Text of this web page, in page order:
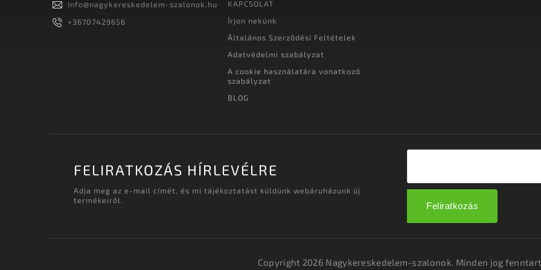
Info@nagykereskedelem-szalonok.hu
+36707429656
KAPCSOLAT
Írjon nekünk
Általános Szerződési Feltételek
Adatvédelmi szabályzat
A cookie használatára vonatkozó
szabályzat
BLOG
FELIRATKOZÁS HÍRLEVÉLRE
Adja meg az e-mail címét, és mi tájékoztatást küldünk webáruházunk új
termékeiről.
Feliratkozás
Copyright 2026 Nagykereskedelem-szalonok. Minden jog